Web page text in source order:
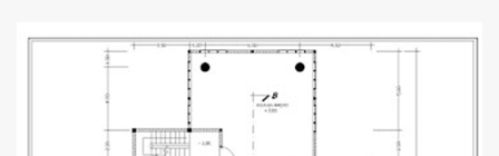
penting, terutama ketika kawasan tersebut berada di daerah
dengan curah hujan tinggi. DOWNLOAD FILE CAD FOR FREE klik
disini DOWNLOAD DENAH DAN POTONGAN BAK KONTROL KLIK
DISINI DOWNLOAD CARA DOWNLOAD cara dowload aplikasi: 1.
klik link unduh 2. cari tombol OPEN --> NEXT 3. klik --> NEXT 4.